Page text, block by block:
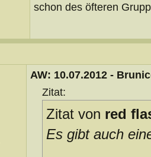
schon des öfteren
AW: 10.07.2012 -
Zitat:
Zitat von red
Es gibt auch